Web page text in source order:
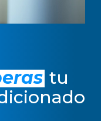
tu